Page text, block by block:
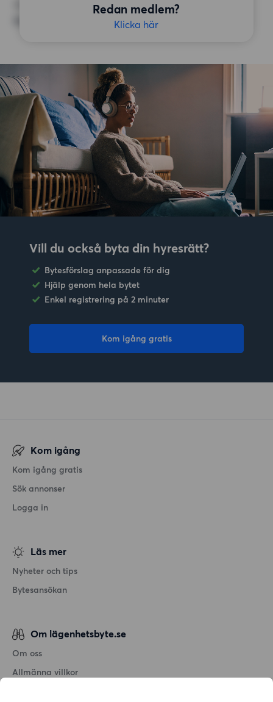
Redan medlem?
Klicka här
ÖVRIGA PREFERENSER
Inga speciella preferenser
Vill du också byta din hyresrätt?
Bytesförslag anpassade för dig
Hjälp genom hela bytet
Enkel registrering på 2 minuter
Kom igång gratis
Kom igång
Kom igång gratis
Sök annonser
Logga in
Läs mer
Nyheter och tips
Bytesansökan
Om lägenhetsbyte.se
Om oss
Allmänna villkor